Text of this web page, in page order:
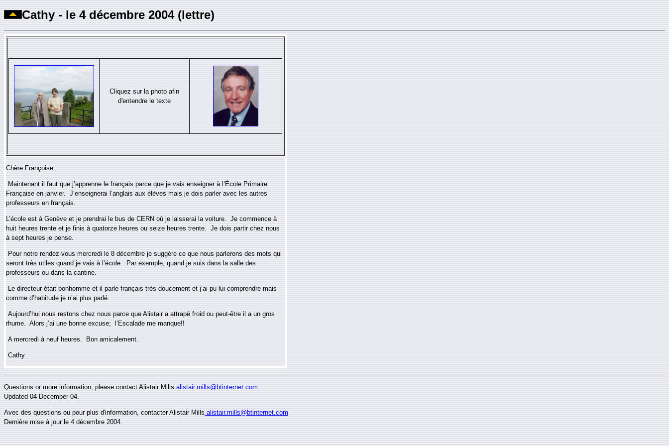
Cathy- le 4décembre 2004 (lettre)
Cliquez sur la photo afin
d'entendre le texte
Chère Françoise
Maintenant il faut que j’apprenne le français parce que je vais enseigner à l’École Primaire
Française en janvier. J’enseignerai l’anglais aux élèves mais je dois parler avec les autres
professeurs en français.
L’école est à Genève et je prendrai le bus de CERN où je laisserai la voiture. Je commence à
huit heures trente et je finis à quatorze heures ou seize heures trente. Je dois partir chez nous
à sept heures je pense.
Pour notre rendez-vous mercredi le 8 décembre je suggère ce que nous parlerons des mots qui
seront très utiles quand je vais à l’école. Par exemple, quand je suis dans la salle des
professeurs ou dans la cantine.
Le directeur était bonhomme et il parle français très doucement et j’ai pu lui comprendre mais
comme d’habitude je n’ai plus parlé.
Aujourd’hui nous restons chez nous parce que Alistair a attrapé froid ou peut-être il a un gros
rhume. Alors j’ai une bonne excuse; l’Escalade me manque!!
A mercredi à neuf heures. Bon amicalement.
Cathy
Questions or more information, please contact Alistair Mills alistair.mills@btinternet.com
Updated 04 December 04.
Avec des questions ou pour plus d'information, contacter Alistair Mills alistair.mills@btinternet.com
Dernière mise à jour le 4 décembre 2004.